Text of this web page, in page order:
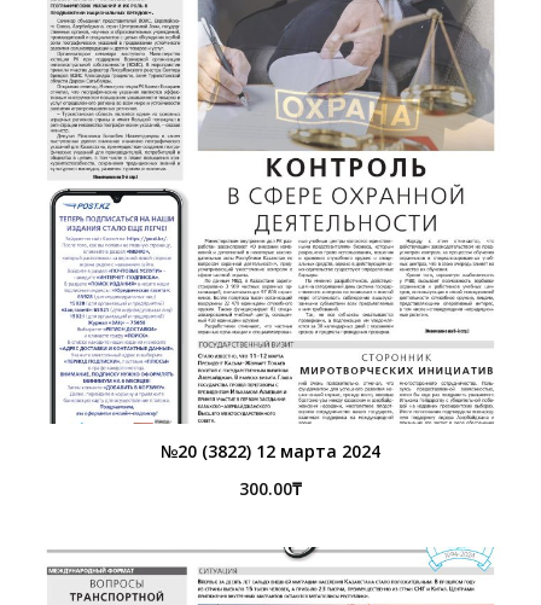
№20 (3822) 12 марта 2024
300.00₸